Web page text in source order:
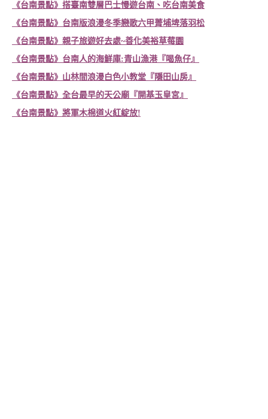
《台南景點》搭臺南雙層巴士慢遊台南、吃台南美食
《台南景點》台南版浪漫冬季戀歌六甲菁埔埤落羽松
《台南景點》親子旅遊好去處~善化美裕草莓園
《台南景點》 台南人的海鮮庫:青山漁港『喝魚仔』
《台南景點》山林間浪漫白色小教堂『隱田山房』
《台南景點》 全台最早的天公廟『開基玉皇宮』
《台南景點》將軍木棉道火紅綻放!